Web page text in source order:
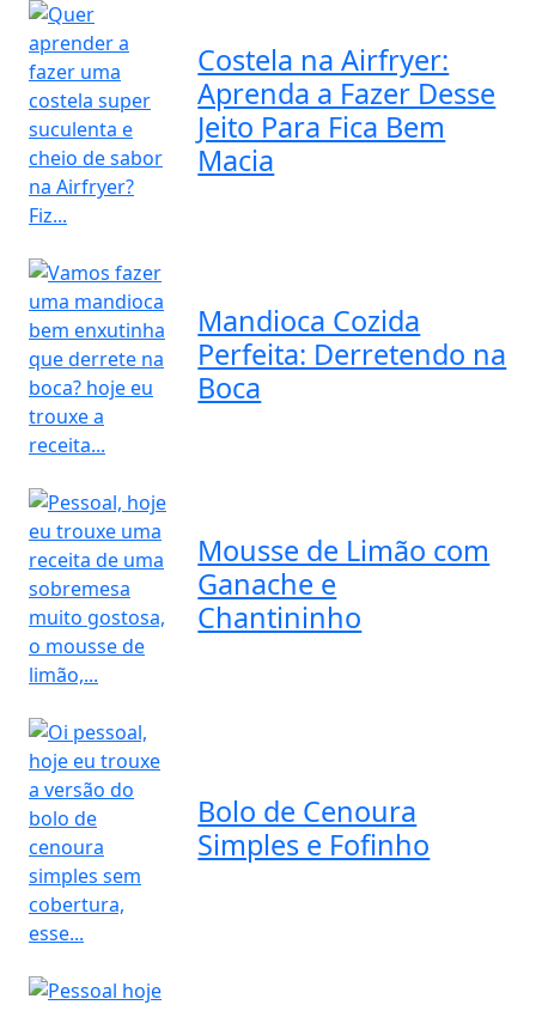
Costela na Airfryer:
Aprenda a Fazer Desse
Jeito Para Fica Bem
Macia
Mandioca Cozida
Perfeita: Derretendo na
Boca
Mousse de Limão com
Ganache e
Chantininho
Bolo de Cenoura
Simples e Fofinho